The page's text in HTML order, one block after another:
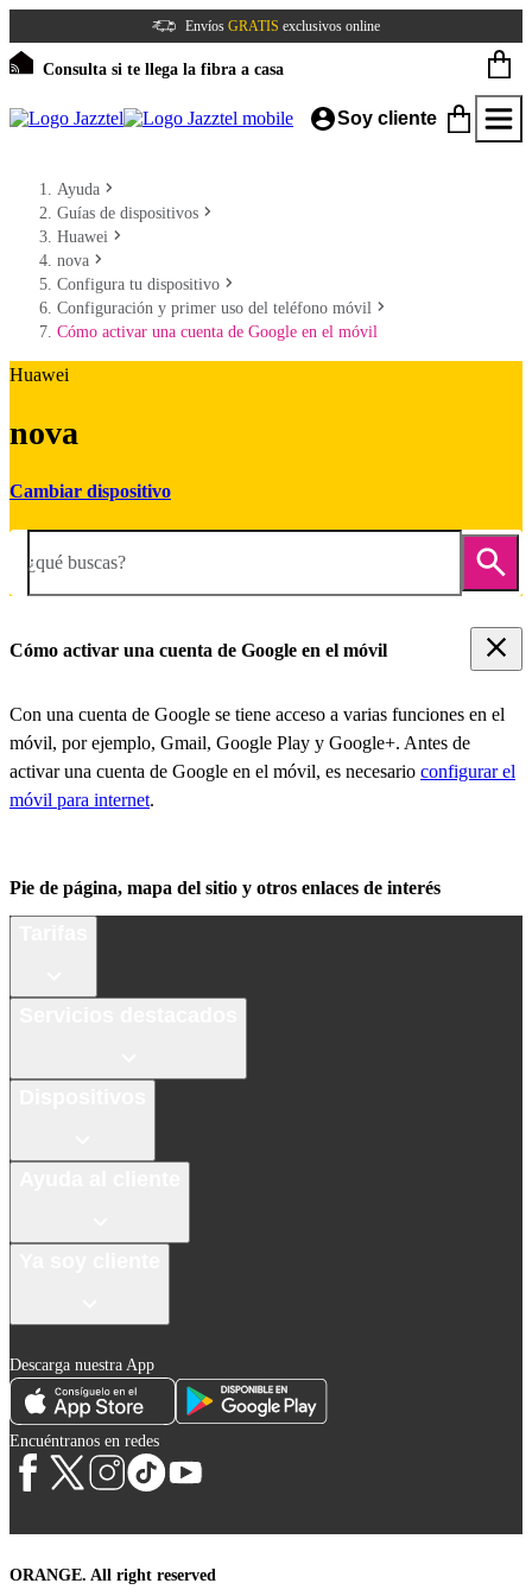
Envíos GRATIS exclusivos online
Consulta si te llega la fibra a casa
Soy cliente
Ayuda
Guías de dispositivos
Huawei
nova
Configura tu dispositivo
Configuración y primer uso del teléfono móvil
Cómo activar una cuenta de Google en el móvil
Huawei
nova
Cambiar dispositivo
¿qué buscas?
Cómo activar una cuenta de Google en el móvil
Con una cuenta de Google se tiene acceso a varias funciones en el
móvil, por ejemplo, Gmail, Google Play y Google+. Antes de
activar una cuenta de Google en el móvil, es necesario configurar el
móvil para internet.
Pie de página, mapa del sitio y otros enlaces de interés
Descarga nuestra App
Encuéntranos en redes
ORANGE. All right reserved